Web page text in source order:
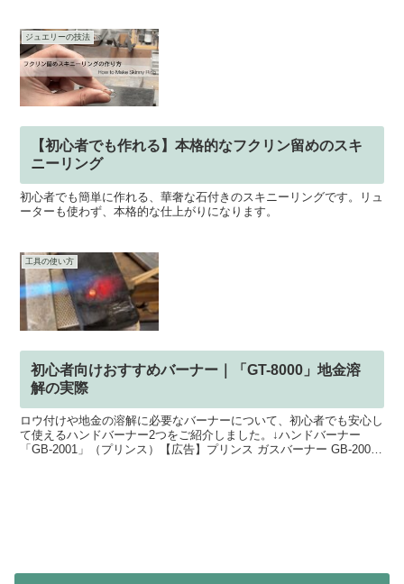
ジュエリーの技法
【初心者でも作れる】本格的なフクリン留めのスキ
ニーリング
初心者でも簡単に作れる、華奢な石付きのスキニーリングです。リュ
ーターも使わず、本格的な仕上がりになります。
工具の使い方
初心者向けおすすめバーナー｜「GT-8000」地金溶
解の実際
ロウ付けや地金の溶解に必要なバーナーについて、初心者でも安心し
て使えるハンドバーナー2つをご紹介しました。↓ハンドバーナー
「GB-2001」（プリンス）【広告】プリンス ガスバーナー GB-2001